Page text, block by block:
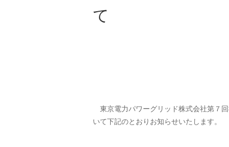
て
東京電力パワーグリッド株式会社第７
いて下記のとおりお知らせいたします。